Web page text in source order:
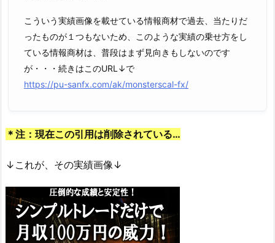
こういう実績画像を載せている情報商材で過去、当たりだ
ったものが１つもないため、このような実績の乗せ方をし
ている情報商材は、普段はまず見向きもしないのです
が・・・続きはこのURL↓で
https://pu-sanfx.com/ak/monsterscal-fx/
＊注：現在この引用は削除されている…
↓これが、その実績画像↓